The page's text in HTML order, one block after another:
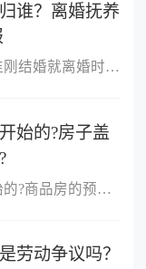
谁？离婚抚养
一、刚结婚离婚孩子归谁刚结婚就离婚时判定孩子的扶养人，需要分情
始的?房子盖
商品房预售制度何时开始的?商品房的预售制度是在1953年,由香港的霍
劳动争议吗？